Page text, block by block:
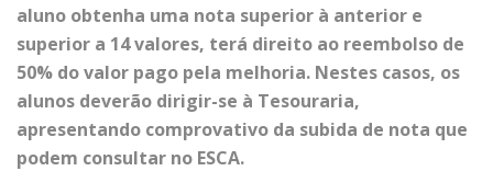
aluno obtenha uma nota superior à anterior e
superior a 14 valores, terá direito ao reembolso de
50% do valor pago pela melhoria. Nestes casos, os
alunos deverão dirigir-se à Tesouraria,
apresentando comprovativo da subida de nota que
podem consultar no ESCA.